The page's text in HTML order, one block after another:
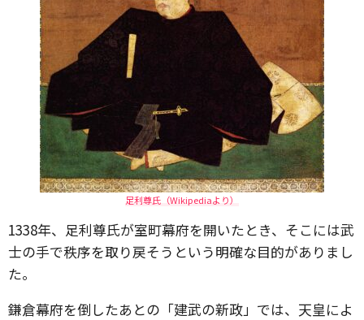
足利尊氏（Wikipediaより）
1338年、足利尊氏が室町幕府を開いたとき、そこには武
士の手で秩序を取り戻そうという明確な目的がありまし
た。
鎌倉幕府を倒したあとの「建武の新政」では、天皇によ